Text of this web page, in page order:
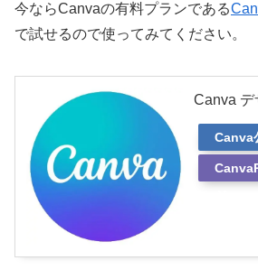
今ならCanvaの有料プランである
で試せるので使ってみてください。
Canva デ
Canva